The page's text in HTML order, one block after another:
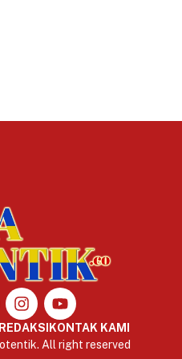
REDAKSI KONTAK KAMI
All right reserved